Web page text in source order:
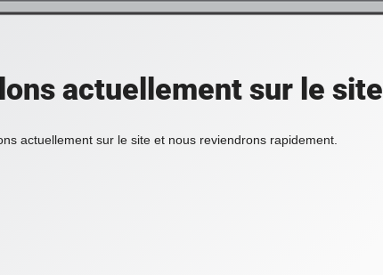
actuellement sur le site
actuellement sur le site et nous reviendrons rapidement.